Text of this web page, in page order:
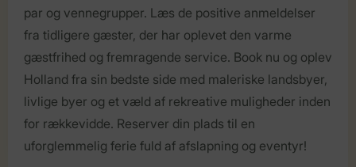
par og vennegrupper. Læs de positive anmeldelser
fra tidligere gæster, der har oplevet den varme
gæstfrihed og fremragende service. Book nu og oplev
Holland fra sin bedste side med maleriske landsbyer,
livlige byer og et væld af rekreative muligheder inden
for rækkevidde. Reserver din plads til en
uforglemmelig ferie fuld af afslapning og eventyr!